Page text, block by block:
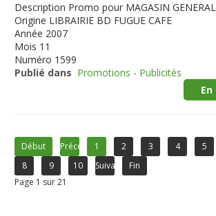
Description Promo pour MAGASIN
Origine LIBRAIRIE BD FUGUE CAFE
Année 2007
Mois 11
Numéro 1599
Publié dans Promotions - Publicités
Début Précédent1 2 3 4 5
8
9 10 Suivant
Fin
Page 1 sur 21